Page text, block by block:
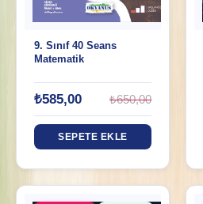
9. Sınıf 40 Seans
Matematik
₺585,00 ₺650,00
SEPETE EKLE